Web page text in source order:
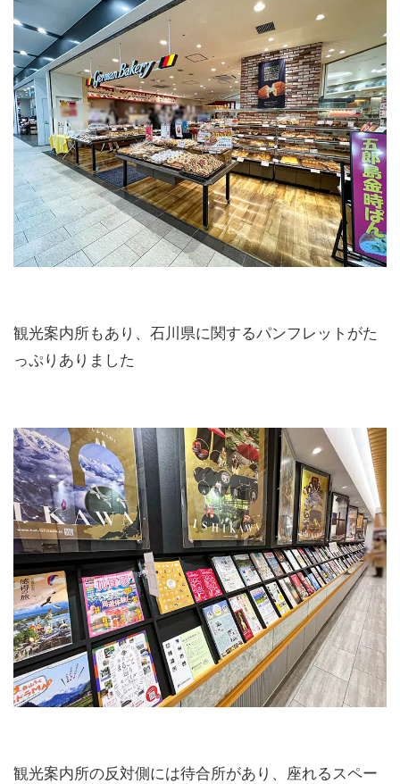
観光案内所もあり、石川県に関するパンフレットがた
っぷりありました
観光案内所の反対側には待合所があり、座れるスペー